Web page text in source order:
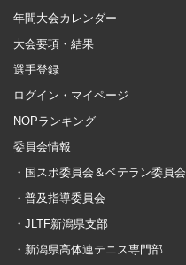
年間大会カレンダー
大会要項・結果
選手登録
ログイン・マイページ
NOPランキング
委員会情報
・国スポ委員会＆ベテラン委員会
・普及指導委員会
・JLTF新潟県支部
・新潟県高体連テニス専門部